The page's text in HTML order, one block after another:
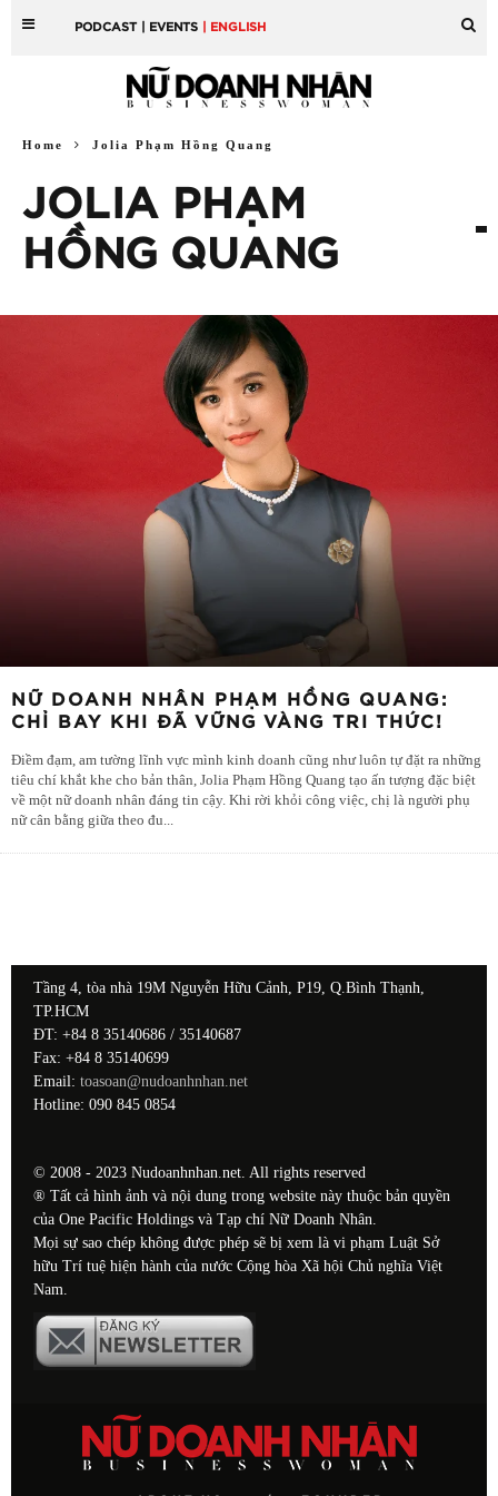
PODCAST | EVENTS | ENGLISH
Home Jolia Phạm Hồng Quang
JOLIA PHẠM
HỒNG QUANG
NỮ DOANH NHÂN PHẠM HỒNG QUANG:
CHỈ BAY KHI ĐÃ VỮNG VÀNG TRI THỨC!
Điềm đạm, am tường lĩnh vực mình kinh doanh cũng như luôn tự đặt ra những
tiêu chí khắt khe cho bản thân, Jolia Phạm Hồng Quang tạo ấn tượng đặc biệt
về một nữ doanh nhân đáng tin cậy. Khi rời khỏi công việc, chị là người phụ
nữ cân bằng giữa theo đu...
Tầng 4, tòa nhà 19M Nguyễn Hữu Cảnh, P19, Q.Bình Thạnh,
TP.HCM
ĐT: +84 8 35140686 / 35140687
Fax: +84 8 35140699
Email: toasoan@nudoanhnhan.net
Hotline: 090 845 0854
© 2008 - 2023 Nudoanhnhan.net. All rights reserved
® Tất cả hình ảnh và nội dung trong website này thuộc bản quyền
của One Pacific Holdings và Tạp chí Nữ Doanh Nhân.
Mọi sự sao chép không được phép sẽ bị xem là vi phạm Luật Sở
hữu Trí tuệ hiện hành của nước Cộng hòa Xã hội Chủ nghĩa Việt
Nam.